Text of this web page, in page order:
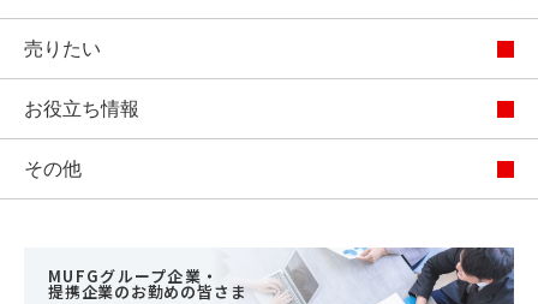
売りたい
お役立ち情報
その他
MUFGグループ企業・
提携企業のお勤めの皆さま